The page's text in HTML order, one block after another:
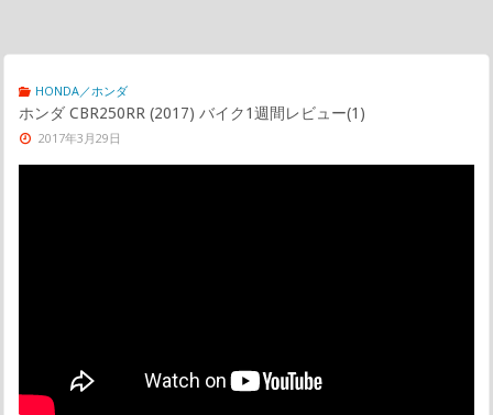
HONDA／ホンダ
ホンダ CBR250RR (2017) バイク1週間レビュー(1)
2017年3月29日